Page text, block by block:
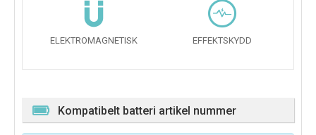
ELEKTROMAGNETISK EFFEKTSKYDD
Kompatibelt batteri artikel nummer